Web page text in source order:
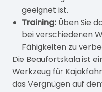
geeignet ist.
Training: Üben Sie
bei verschiedenen
Fähigkeiten zu
Die Beaufortskala ist
Werkzeug für
das Vergnügen auf